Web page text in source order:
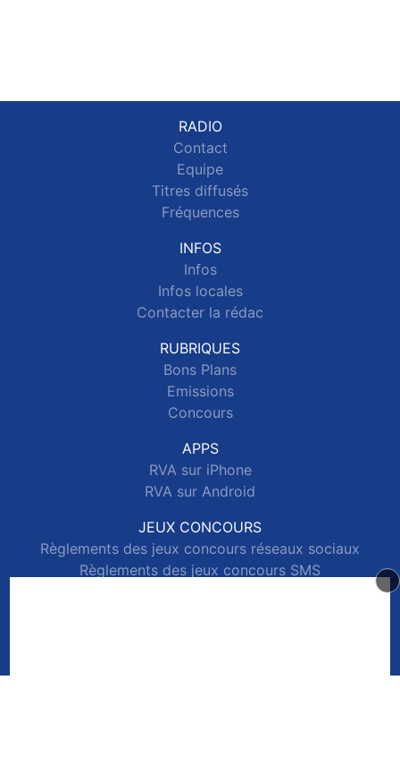
RADIO
Contact
Equipe
Titres diffusés
Fréquences
INFOS
Infos
Infos locales
Contacter la rédac
RUBRIQUES
Bons Plans
Emissions
Concours
APPS
RVA sur iPhone
RVA sur Android
JEUX CONCOURS
Règlements des jeux concours réseaux sociaux
Règlements des jeux concours SMS